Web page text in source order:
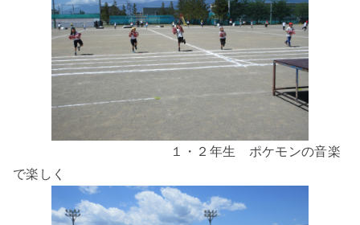
１・２年生 ポケモンの音楽
で楽しく